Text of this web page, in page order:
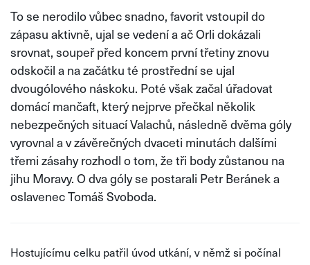
To se nerodilo vůbec snadno, favorit vstoupil do
zápasu aktivně, ujal se vedení a ač Orli dokázali
srovnat, soupeř před koncem první třetiny znovu
odskočil a na začátku té prostřední se ujal
dvougólového náskoku. Poté však začal úřadovat
domácí mančaft, který nejprve přečkal několik
nebezpečných situací Valachů, následně dvěma góly
vyrovnal a v závěrečných dvaceti minutách dalšími
třemi zásahy rozhodl o tom, že tři body zůstanou na
jihu Moravy. O dva góly se postarali Petr Beránek a
oslavenec Tomáš Svoboda.
Hostujícímu celku patřil úvod utkání, v němž si počínal